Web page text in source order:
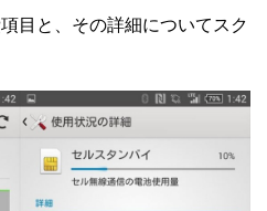
目と、その詳細についてスク